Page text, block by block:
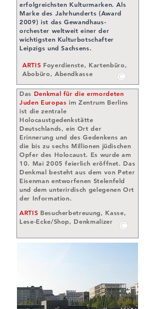
erfolgreichsten Kulturmarken. Als
Marke des Jahrhunderts (Award
2009) ist das Gewandhaus-
orchester weltweit einer der
wichtigsten Kulturbotschafter
Leipzigs und Sachsens.
ARTIS Foyerdienste, Kartenbüro,
Abobüro, Abendkasse
Das Denkmal für die ermordeten
Juden Europas im Zentrum Berlins
ist die zentrale
Holocaustgedenkstätte
Deutschlands, ein Ort der
Erinnerung und des Gedenkens an
die bis zu sechs Millionen jüdischen
Opfer des Holocaust. Es wurde am
10. Mai 2005 feierlich eröffnet. Das
Denkmal besteht aus dem von Peter
Eisenman entworfenen Stelenfeld
und dem unterirdisch gelegenen Ort
der Information.
ARTIS Besucherbetreuung, Kasse,
Lese-Ecke/Shop, Denkmalizer